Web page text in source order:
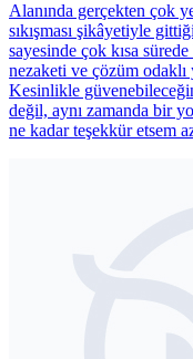
Alanında gerçekten çok
sıkışması şikâyetiyle
sayesinde çok kısa
nezaketi ve çözüm odaklı
Kesinlikle
değil, aynı zamanda bir
ne kadar teşekkür etsem